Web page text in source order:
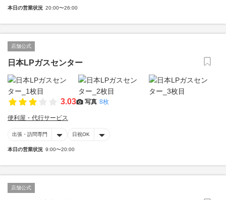
本日の営業状況 20:00〜26:00
店舗公式
日本LPガスセンター
3.03 写真 8枚
便利屋・代行サービス
出張・訪問専門 日祝OK
本日の営業状況 9:00〜20:00
店舗公式